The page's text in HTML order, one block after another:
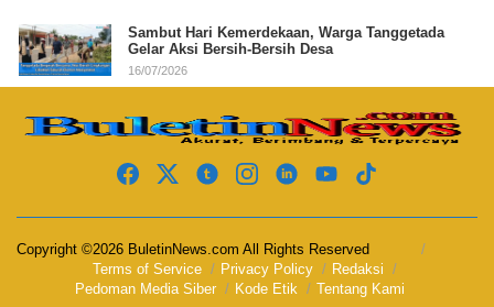
Sambut Hari Kemerdekaan, Warga Tanggetada
Gelar Aksi Bersih-Bersih Desa
16/07/2026
Copyright ©2026 BuletinNews.com All Rights Reserved
Terms of Service
Privacy Policy
Redaksi
Pedoman Media Siber
Kode Etik Tentang Kami